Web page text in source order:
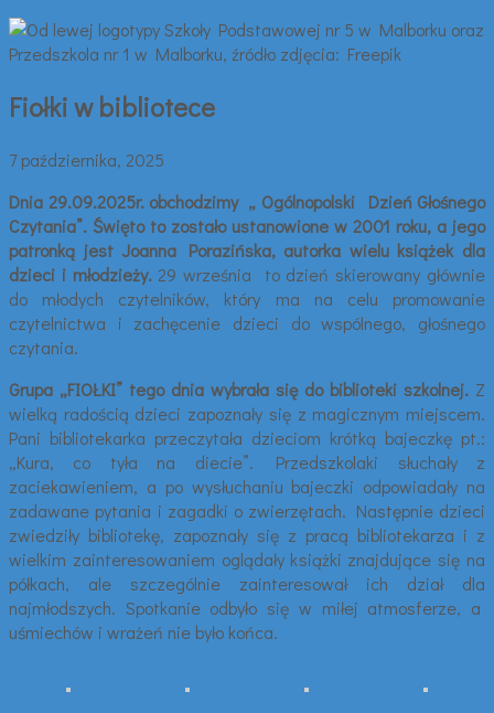
Fiołki w bibliotece
7 października, 2025
Dnia 29.09.2025r. obchodzimy „ Ogólnopolski Dzień Głośnego
Czytania”. Święto to zostało ustanowione w 2001 roku, a jego
patronką jest Joanna Porazińska, autorka wielu książek dla
dzieci i młodzieży.29 września to dzień skierowany głównie
do młodych czytelników, który ma na celu promowanie
czytelnictwa i zachęcenie dzieci do wspólnego, głośnego
czytania.
Grupa „FIOŁKI” tego dnia wybrała się do biblioteki szkolnej. Z
wielką radością dzieci zapoznały się z magicznym miejscem.
Pani bibliotekarka przeczytała dzieciom krótką bajeczkę pt.:
„Kura, co tyła na diecie”. Przedszkolaki słuchały z
zaciekawieniem, a po wysłuchaniu bajeczki odpowiadały na
zadawane pytania i zagadki o zwierzętach. Następnie dzieci
zwiedziły bibliotekę, zapoznały się z pracą bibliotekarza i z
wielkim zainteresowaniem oglądały książki znajdujące się na
półkach, ale szczególnie zainteresował ich dział dla
najmłodszych. Spotkanie odbyło się w miłej atmosferze, a
uśmiechów i wrażeń nie było końca.